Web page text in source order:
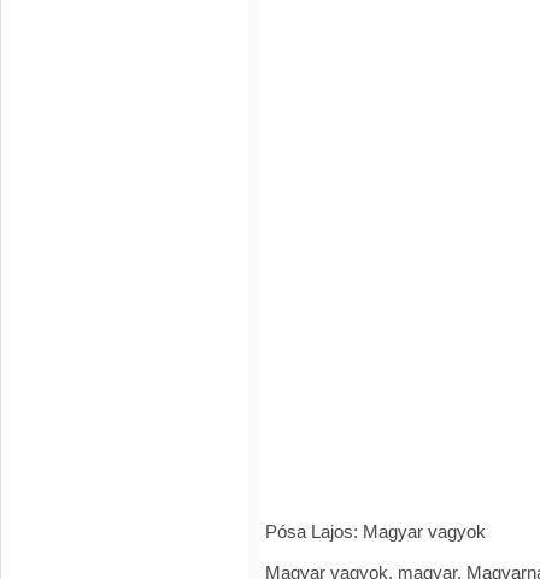
Pósa Lajos: Magyar vagyok
Magyar vagyok, magyar.